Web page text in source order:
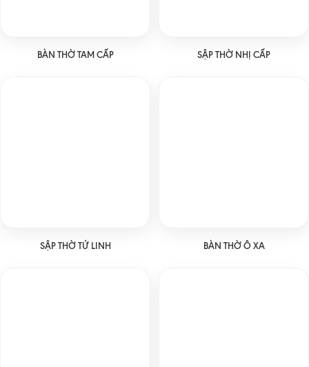
BÀN THỜ TAM CẤP SẬP THỜ NHỊ CẤP
SẬP THỜ TỨ LINH BÀN THỜ Ô XA